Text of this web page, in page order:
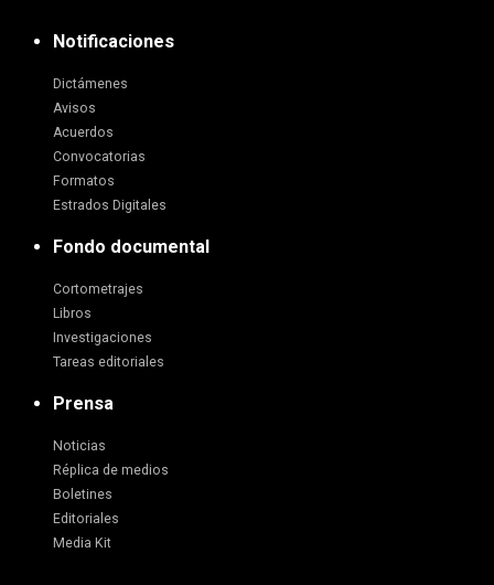
Notificaciones
Dictámenes
Avisos
Acuerdos
Convocatorias
Formatos
Estrados Digitales
Fondo documental
Cortometrajes
Libros
Investigaciones
Tareas editoriales
Prensa
Noticias
Réplica de medios
Boletines
Editoriales
Media Kit